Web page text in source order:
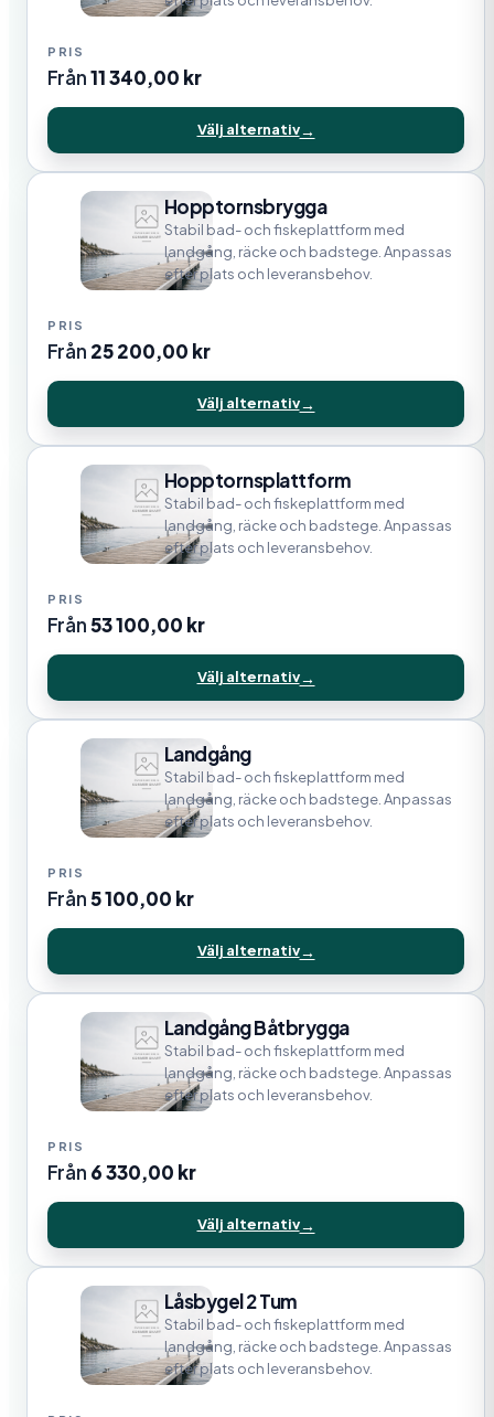
Från11 340,00 kr
Välj alternativ
Hopptornsbrygga
Stabil bad- och fiskeplattform med
landgång, räcke och badstege. Anpassas
efter plats och leveransbehov.
Från 25 200,00 kr
Välj alternativ
Hopptornsplattform
Stabil bad- och fiskeplattform med
landgång, räcke och badstege. Anpassas
efter plats och leveransbehov.
Från53 100,00 kr
Välj alternativ
Landgång
Stabil bad- och fiskeplattform med
landgång, räcke och badstege. Anpassas
efter plats och leveransbehov.
Från5 100,00 kr
Välj alternativ
Landgång Båtbrygga
Stabil bad- och fiskeplattform med
landgång, räcke och badstege. Anpassas
efter plats och leveransbehov.
Från 6 330,00 kr
Välj alternativ
Låsbygel 2 Tum
Stabil bad- och fiskeplattform med
landgång, räcke och badstege. Anpassas
efter plats och leveransbehov.